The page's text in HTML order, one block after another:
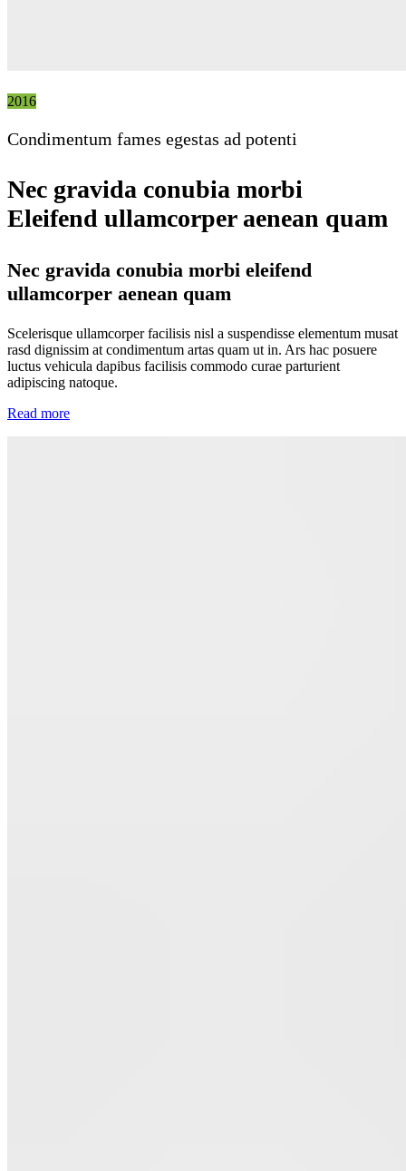
2016
Condimentum fames egestas ad potenti
Nec gravida conubia morbi
Eleifend ullamcorper aenean quam
Nec gravida conubia morbi eleifend
ullamcorper aenean quam
Scelerisque ullamcorper facilisis nisl a suspendisse elementum musat
rasd dignissim at condimentum artas quam ut in. Ars hac posuere
luctus vehicula dapibus facilisis commodo curae parturient
adipiscing natoque.
Read more